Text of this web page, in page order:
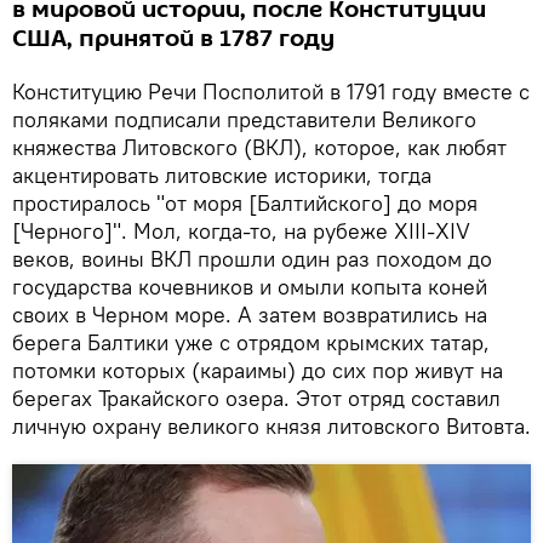
в мировой истории, после Конституции
США, принятой в 1787 году
Конституцию Речи Посполитой в 1791 году вместе с
поляками подписали представители Великого
княжества Литовского (ВКЛ), которое, как любят
акцентировать литовские историки, тогда
простиралось "от моря [Балтийского] до моря
[Черного]". Мол, когда-то, на рубеже XIII-XIV
веков, воины ВКЛ прошли один раз походом до
государства кочевников и омыли копыта коней
своих в Черном море. А затем возвратились на
берега Балтики уже с отрядом крымских татар,
потомки которых (караимы) до сих пор живут на
берегах Тракайского озера. Этот отряд составил
личную охрану великого князя литовского Витовта.